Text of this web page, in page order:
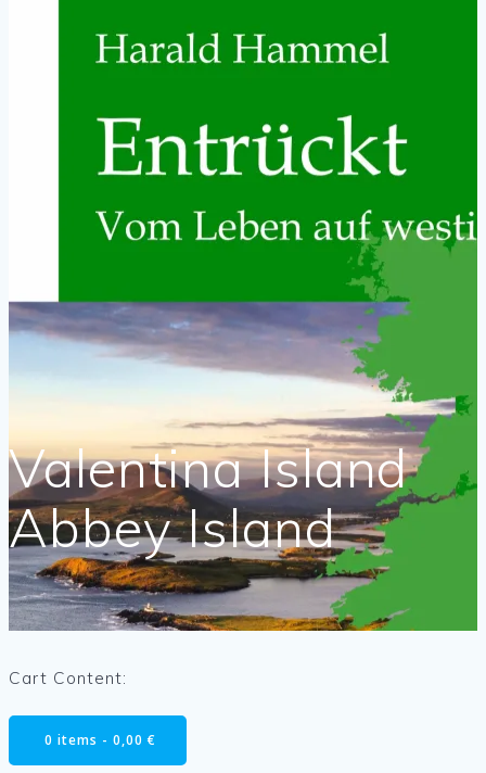
Valentina Island
Abbey Island
Cart Content:
0 items - 0,00 €